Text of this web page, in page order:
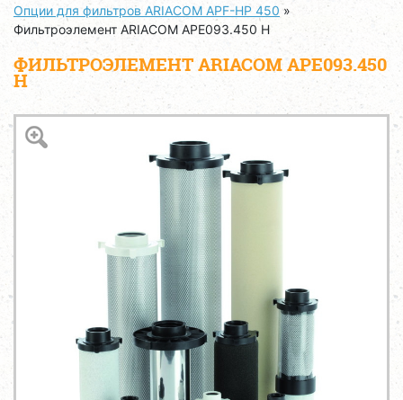
Опции для фильтров ARIACOM APF-HP 450 »
Фильтроэлемент ARIACOM APE093.450 H
ФИЛЬТРОЭЛЕМЕНТ ARIACOM APE093.450
H